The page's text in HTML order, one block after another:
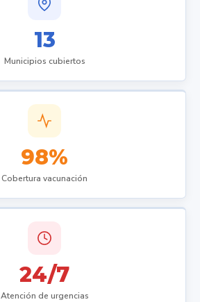
13
Municipios cubiertos
98%
Cobertura vacunación
24/7
Atención de urgencias